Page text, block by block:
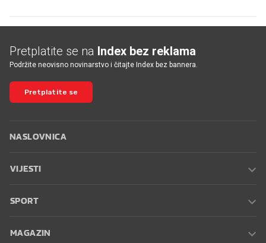
Pretplatite se na Index bez reklama
Podržite neovisno novinarstvo i čitajte Index bez bannera.
Pretplatite se
NASLOVNICA
VIJESTI
SPORT
MAGAZIN